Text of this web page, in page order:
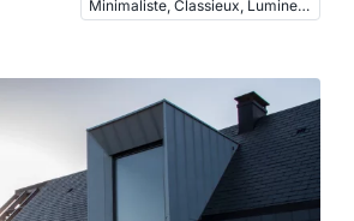
Minimaliste, Classieux, Lumineux